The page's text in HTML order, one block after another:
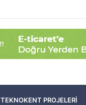
TEKNOKENT PROJELERI